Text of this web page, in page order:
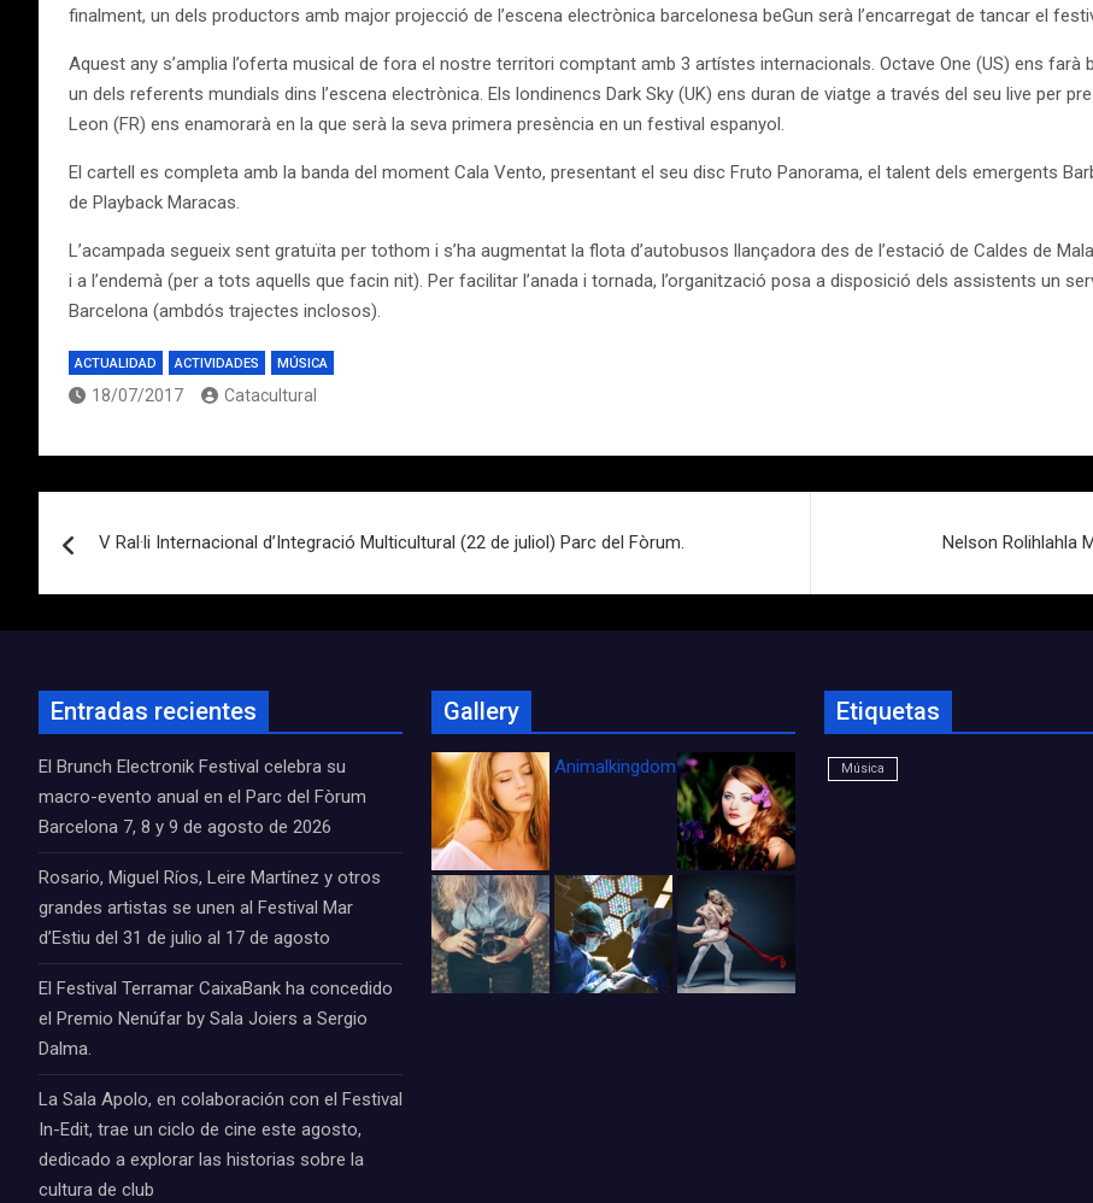
finalment, un dels productors amb major projecció de l’escena electrònica barcelonesa beGun serà l’encarregat de tancar el
Aquest any s’amplia l’oferta musical de fora el nostre territori comptant amb 3 artístes internacionals. Octave One (US) ens
un dels referents mundials dins l’escena electrònica. Els londinencs Dark Sky (UK) ens duran de viatge a través del seu live per
Leon (FR) ens enamorarà en la que serà la seva primera presència en un festival espanyol.
El cartell es completa amb la banda del moment Cala Vento, presentant el seu disc Fruto Panorama, el talent dels emergents
de Playback Maracas.
L’acampada segueix sent gratuïta per tothom i s’ha augmentat la flota d’autobusos llançadora des de l’estació de Caldes de
i a l’endemà (per a tots aquells que facin nit). Per facilitar l’anada i tornada, l’organització posa a disposició dels assistents un
Barcelona (ambdós trajectes inclosos).
ACTUALIDAD ACTIVIDADES MÚSICA
18/07/2017 Catacultural
de
V Ral·li Internacional d’Integració Multicultural (22 de juliol) Parc del Fòrum. Nelson Rolihlahla
Entradas recientes
El Brunch Electronik Festival celebra su
macro-evento anual en el Parc del Fòrum
Barcelona 7, 8 y 9 de agosto de 2026
Rosario, Miguel Ríos, Leire Martínez y otros
grandes artistas se unen al Festival Mar
d’Estiu del 31 de julio al 17 de agosto
El Festival Terramar CaixaBank ha concedido
el Premio Nenúfar by Sala Joiers a Sergio
Dalma.
La Sala Apolo, en colaboración con el Festival
In-Edit, trae un ciclo de cine este agosto,
dedicado a explorar las historias sobre la
cultura de club
Gallery
Animalkingdom_FichaCine
Etiquetas
Música